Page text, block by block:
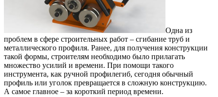
Одна из
проблем в сфере строительных работ – сгибание труб и
металлического профиля. Ранее, для получения конструкции
такой формы, строителям необходимо было прилагать
множество усилий и времени. При помощи такого
инструмента, как ручной профилегиб, сегодня обычный
профиль или уголок превращается в сложную конструкцию.
А самое главное – за короткий период времени.